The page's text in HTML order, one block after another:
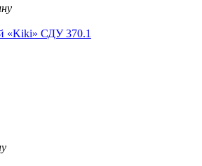
«Kiki» СДУ 370.1